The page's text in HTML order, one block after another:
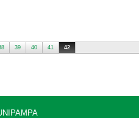
39 40 41 42